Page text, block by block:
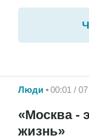
Люди 00:01 /
«Москва -
жизнь»